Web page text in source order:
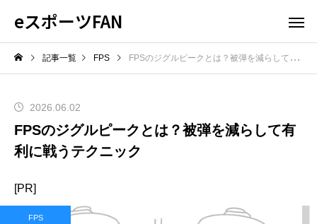
eスポーツFAN
記事一覧 FPS FPSのジグルピークとは？被弾を減らして有利に戦うテクニック
2026.06.02
FPSのジグルピークとは？被弾を減らして有
利に戦うテクニック
[PR]
FPS